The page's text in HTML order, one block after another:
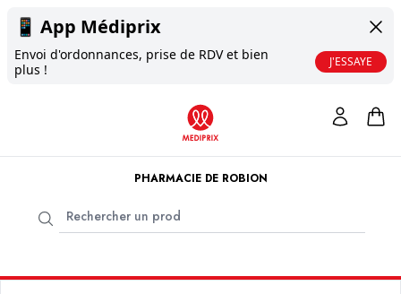
📱 App Médiprix
Envoi d'ordonnances, prise de RDV et bien
plus !
J'ESSAYE
PHARMACIE DE ROBION